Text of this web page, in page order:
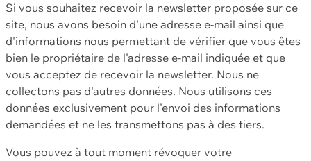
Si vous souhaitez recevoir la newsletter proposée sur ce
site, nous avons besoin d'une adresse e-mail ainsi que
d'informations nous permettant de vérifier que vous êtes
bien le propriétaire de l'adresse e-mail indiquée et que
vous acceptez de recevoir la newsletter. Nous ne
collectons pas d'autres données. Nous utilisons ces
données exclusivement pour l'envoi des informations
demandées et ne les transmettons pas à des tiers.
Vous pouvez à tout moment révoquer votre